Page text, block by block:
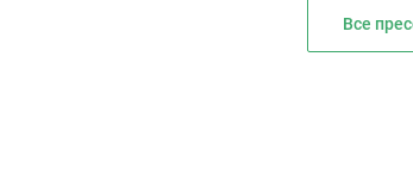
Все